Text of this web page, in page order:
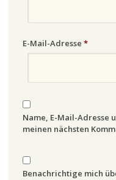
E-Mail-Adresse *
Name, E-Mail-Adresse
meinen nächsten
Benachrichtige mich